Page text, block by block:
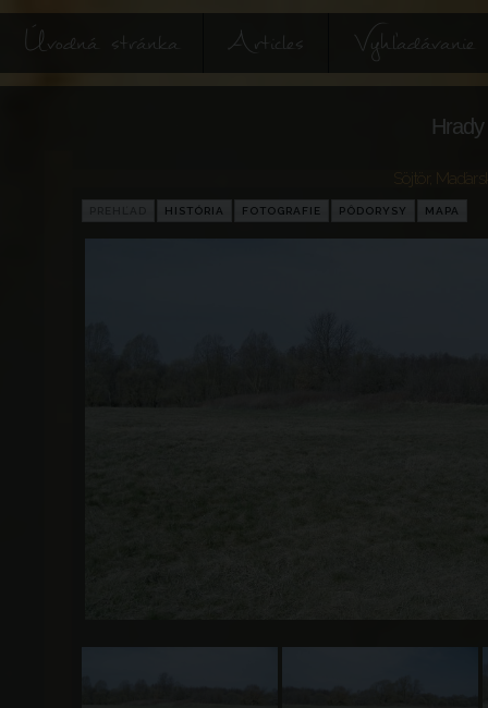
Úvodná stránka Articles Vyhľadávanie
Söjtör
HISTÓRIA FOTOGRAFIE PÔDORYSY MAPA